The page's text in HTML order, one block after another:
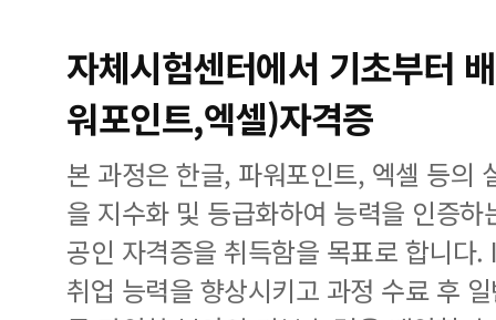
자체시험센터에서 기초부터
워포인트,엑셀)자격증
본 과정은 한글, 파워포인트, 엑셀 등의
을 지수화 및 등급화하여 능력을 인증하
공인 자격증을 취득함을 목표로 합니다
취업 능력을 향상시키고 과정 수료 후